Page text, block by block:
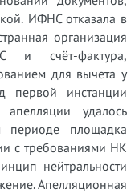
ИФНС отказала в
организация
и счёт-фактура,
для вычета у
первой инстанции
удалось
периоде площадка
с требованиями НК
нейтральности
Апелляционная